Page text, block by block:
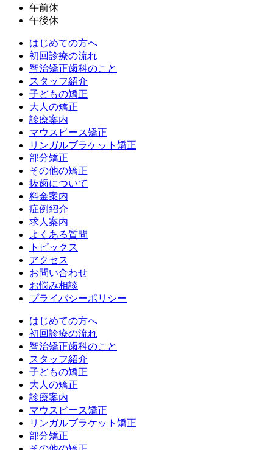
午前休
午後休
はじめての方へ
初回診療の流れ
智治矯正歯科のこと
スタッフ紹介
子どもの矯正
大人の矯正
診療案内
マウスピース矯正
リンガルブラケット矯正
部分矯正
その他の矯正
抜歯について
料金案内
症例紹介
求人案内
よくある質問
トピックス
アクセス
お問い合わせ
お悩み相談
プライバシーポリシー
はじめての方へ
初回診療の流れ
智治矯正歯科のこと
スタッフ紹介
子どもの矯正
大人の矯正
診療案内
マウスピース矯正
リンガルブラケット矯正
部分矯正